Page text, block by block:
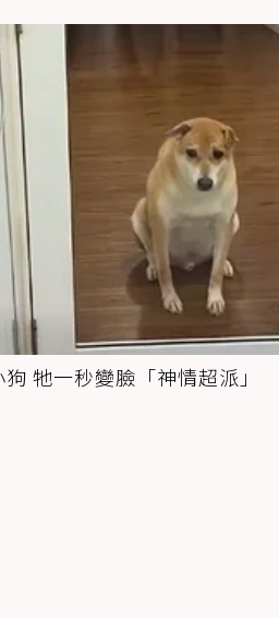
牠一秒變臉「神情超派」